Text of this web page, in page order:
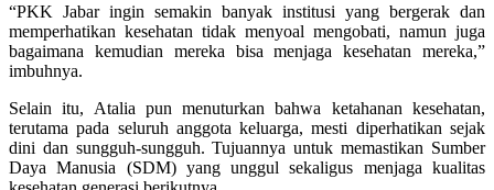
“PKK Jabar ingin semakin banyak institusi yang bergerak dan
memperhatikan kesehatan tidak menyoal mengobati, namun juga
bagaimana kemudian mereka bisa menjaga kesehatan mereka,”
imbuhnya.
Selain itu, Atalia pun menuturkan bahwa ketahanan kesehatan,
terutama pada seluruh anggota keluarga, mesti diperhatikan sejak
dini dan sungguh-sungguh. Tujuannya untuk memastikan Sumber
Daya Manusia (SDM) yang unggul sekaligus menjaga kualitas